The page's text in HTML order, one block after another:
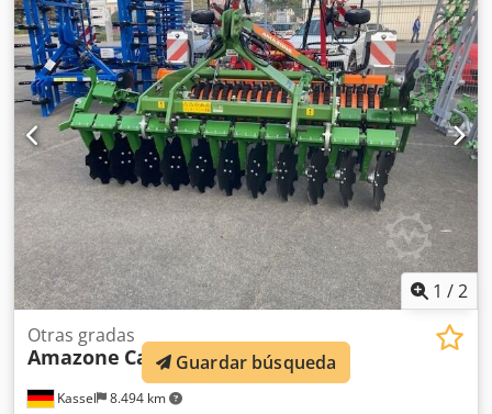
disco cuchilla Variopf D 500 dentado y / con suspensión, 1
Dwjdpor Ucigjfx Acmsa
1 /2
Kassel 8.494 km
Otras gradas
Amazone Catros+ 3003
Guardar búsqueda